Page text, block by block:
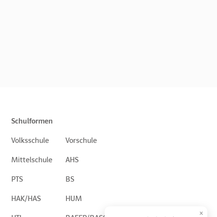
Schulformen
Volksschule Vorschule
Mittelschule AHS
PTS BS
HAK/HAS HUM
×